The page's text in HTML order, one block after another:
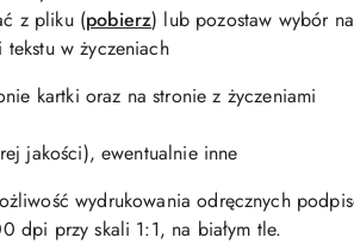
z pliku (pobierz) lub pozostaw wybór
w życzeniach
kartki oraz na stronie z życzeniami
jakości), ewentualnie inne
wydrukowania odręcznych
dpi przy skali 1:1, na białym tle.